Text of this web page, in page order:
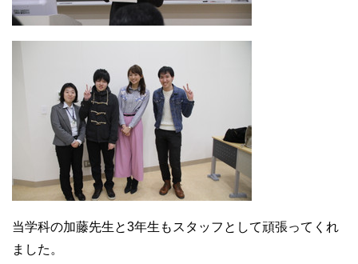
当学科の加藤先生と3年生もスタッフとして頑張ってくれ
ました。